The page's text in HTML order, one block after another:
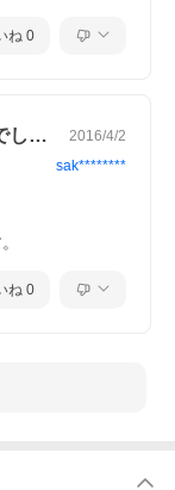
ね 0
商品が届きました。とてもいい商品でした… 2016/4/2
sak********
ね 0